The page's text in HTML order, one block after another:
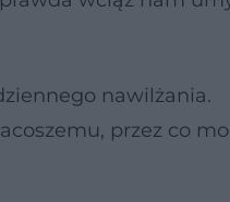
nawilżania.
przez co